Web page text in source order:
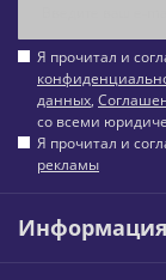
Я прочитал и
данных,
со всеми
Я прочитал и
рекламы
Информация